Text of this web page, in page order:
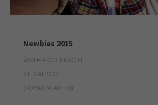
Newbies 2015
VON MARCO PRACHT
21. MAI 2022
(KOMMENTARE: 0)